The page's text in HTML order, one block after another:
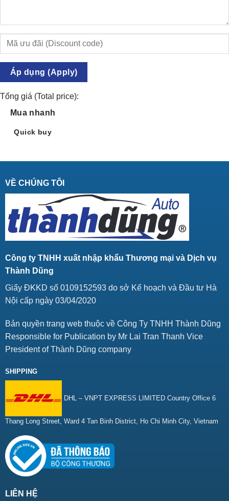
Áp dụng (Apply)
Tổng giá (Total price):
Mua nhanh
Quick buy
VỀ CHÚNG TÔI
Công ty TNHH xuất nhập khẩu Thương mại và Dịch vụ
Thành Dũng
Giấy ĐKKD số 0109152593 do sở Kế hoạch và Đầu tư Hà
Nội cấp ngày 03/04/2020
Bản quyền trang web thuộc về Công Ty TNHH Thành Dũng
Responsible for Publication by Mr Lai Tran Thanh Vice
President of Thành Dũng company
SHIPPING
DHL – VNPT EXPRESS LIMITED Country Office 6
Thang Long Street, Ward 4 Tan Binh District, Ho Chi Minh City, Vietnam
LIÊN HỆ